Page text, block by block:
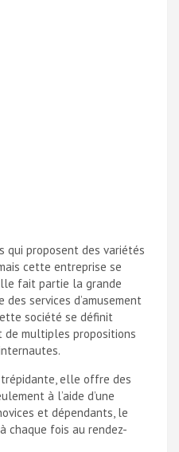
qui proposent des variétés
cette entreprise se
fait partie la grande
services d’amusement
société se définit
de multiples propositions
elle offre des
à l’aide d’une
et dépendants, le
chaque fois au rendez-